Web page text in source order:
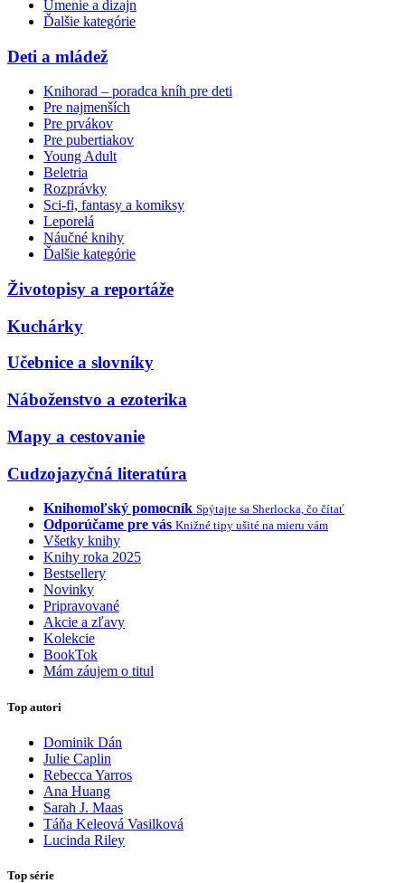
Umenie a dizajn
Ďalšie kategórie
Deti a mládež
Knihorad – poradca kníh pre deti
Pre najmenších
Pre prvákov
Pre pubertiakov
Young Adult
Beletria
Rozprávky
Sci-fi, fantasy a komiksy
Leporelá
Náučné knihy
Ďalšie kategórie
Životopisy a reportáže
Kuchárky
Učebnice a slovníky
Náboženstvo a ezoterika
Mapy a cestovanie
Cudzojazyčná literatúra
Knihomoľský pomocník Spýtajte sa Sherlocka, čo čítať
Odporúčame pre vás Knižné tipy ušité na mieru vám
Všetky knihy
Knihy roka 2025
Bestsellery
Novinky
Pripravované
Akcie a zľavy
Kolekcie
BookTok
Mám záujem o titul
Top autori
Dominik Dán
Julie Caplin
Rebecca Yarros
Ana Huang
Sarah J. Maas
Táňa Keleová Vasilková
Lucinda Riley
Top série